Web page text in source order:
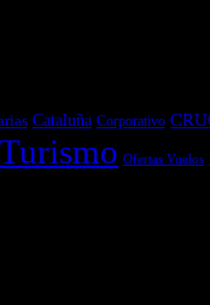
Cataluña Corporativo
Ofertas Vuelos